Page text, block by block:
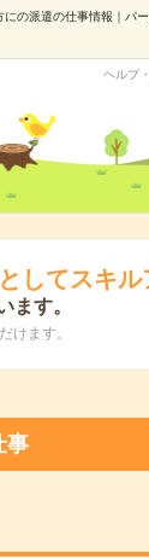
の派遣の仕事情報｜
ヘルプ
してスキ
ます。
けます。
事